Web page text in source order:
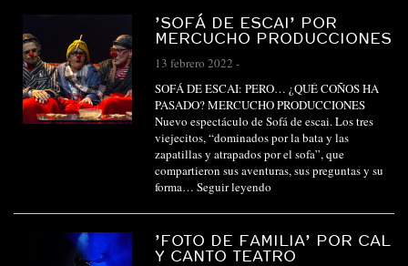
’SOFÁ DE ESCAI’ POR
MERCUCHO PRODUCCIONES
13 febrero 2022 -
SOFÁ DE ESCAI: PERO… ¿QUÉ COÑOS HA
PASADO? MERCUCHO PRODUCCIONES
Nuevo espectáculo de Sofá de escai. Los tres
viejecitos, “dominados por la bata y las
zapatillas y atrapados por el sofa”, que
compartieron sus aventuras, sus preguntas y su
forma… Seguir leyendo
’FOTO DE FAMILIA’ POR CAL
Y CANTO TEATRO